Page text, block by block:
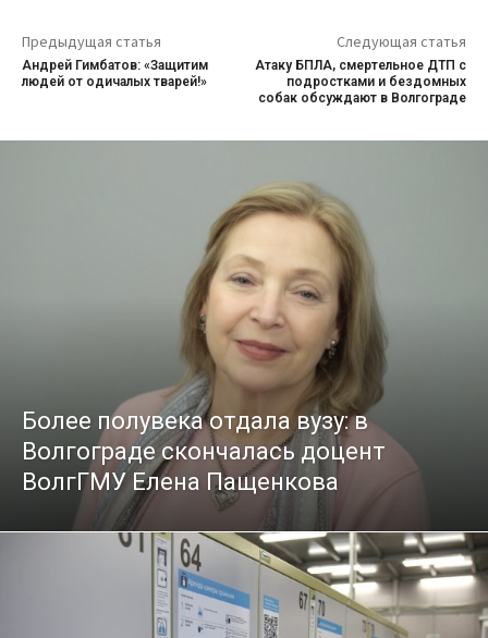
Предыдущая статья
Андрей Гимбатов: «Защитим
людей от одичалых тварей!»
Следующая статья
Атаку БПЛА, смертельное ДТП с
подростками и бездомных
собак обсуждают в Волгограде
Более полувека отдала вузу: в
Волгограде скончалась доцент
ВолгГМУ Елена Пащенкова